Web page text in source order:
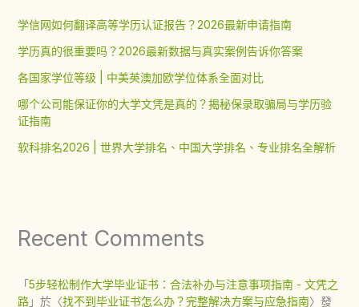
学信网如何翻译高等学历认证报告？2026最新申请指南
学历真的很重要吗？2026最新数据与真实案例告诉你答案
各国家学位等级 | 中美英澳加欧学位体系全面对比
哪个公司能保证你的大学文凭是真的？揭秘保录取骗局与学历验
证指南
软科排名2026 | 世界大学排名、中国大学排名、专业排名全解析
Recent Comments
「5步轻松制作大学毕业证书：合法补办与注意事项指南 - 文凭之
路」於〈找不到毕业证书怎么办？完整解决方案与应急指南〉發